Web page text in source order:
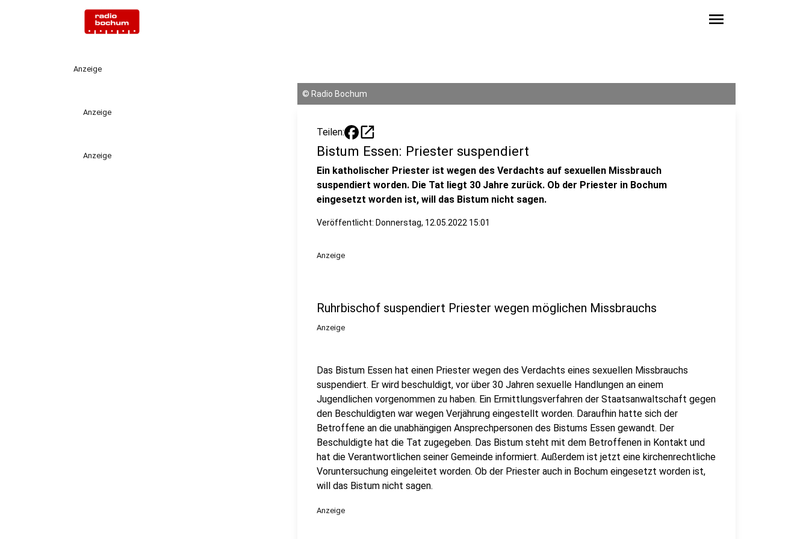
menu
Anzeige
Anzeige
Anzeige
© Radio Bochum
Teilen: open_in_new
Bistum Essen: Priester suspendiert
Ein katholischer Priester ist wegen des Verdachts auf sexuellen Missbrauch
suspendiert worden. Die Tat liegt 30 Jahre zurück. Ob der Priester in Bochum
eingesetzt worden ist, will das Bistum nicht sagen.
Veröffentlicht: Donnerstag, 12.05.2022 15:01
Anzeige
Ruhrbischof suspendiert Priester wegen möglichen Missbrauchs
Anzeige
Das Bistum Essen hat einen Priester wegen des Verdachts eines sexuellen Missbrauchs
suspendiert. Er wird beschuldigt, vor über 30 Jahren sexuelle Handlungen an einem
Jugendlichen vorgenommen zu haben. Ein Ermittlungsverfahren der Staatsanwaltschaft gegen
den Beschuldigten war wegen Verjährung eingestellt worden. Daraufhin hatte sich der
Betroffene an die unabhängigen Ansprechpersonen des Bistums Essen gewandt. Der
Beschuldigte hat die Tat zugegeben. Das Bistum steht mit dem Betroffenen in Kontakt und
hat die Verantwortlichen seiner Gemeinde informiert. Außerdem ist jetzt eine kirchenrechtliche
Voruntersuchung eingeleitet worden. Ob der Priester auch in Bochum eingesetzt worden ist,
will das Bistum nicht sagen.
Anzeige